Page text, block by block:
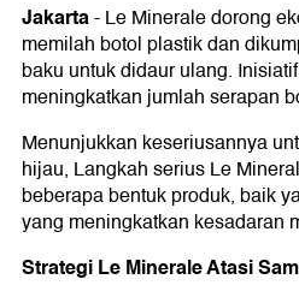
Jakarta-Le Minerale dorong
memilah botol plastik dan
baku untuk didaur ulang.
meningkatkan jumlah serapan
Menunjukkan keseriusannya
hijau, Langkah serius Le
beberapa bentuk produk, baik
yang meningkatkan kesadaran
Strategi Le Minerale Atasi